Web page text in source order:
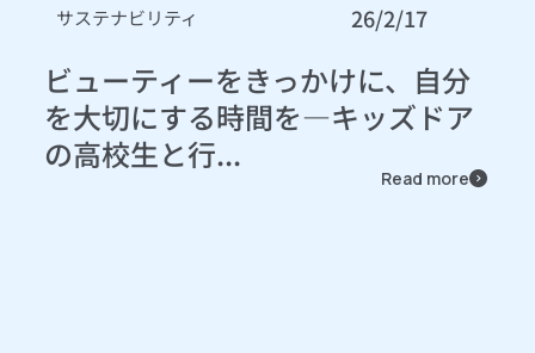
サステナビリティ 26/2/17
ビューティーをきっかけに、自分
を大切にする時間を―キッズドア
の高校生と行...
Read more